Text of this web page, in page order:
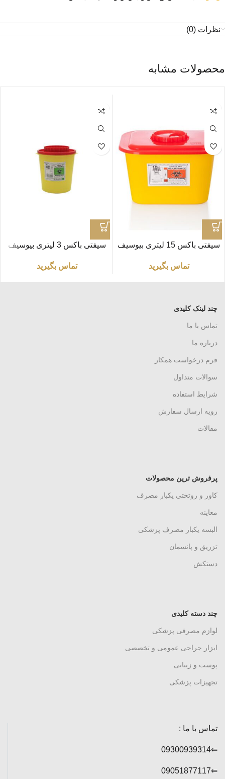
نظرات (0)
محصولات مشابه
سیفتی باکس 15 لیتری بیوسیف
تماس بگیرید
سیفتی باکس 3 لیتری بیوسیف
تماس بگیرید
چند لینک کلیدی
تماس با ما
درباره ما
فرم درخواست همکار
سوالات متداول
شرایط استفاده
رویه ارسال سفارش
مقالات
پرفروش ترین محصولات
کاور و روتختی یکبار مصرف
معاینه
البسه یکبار مصرف پزشکی
تزریق و پانسمان
دستکش
چند دسته کلیدی
لوازم مصرفی پزشکی
ابزار جراحی عمومی و تخصصی
پوست و زیبایی
تجهیزات پزشکی
تماس با ما :
⇐09300939314
⇐09051877117